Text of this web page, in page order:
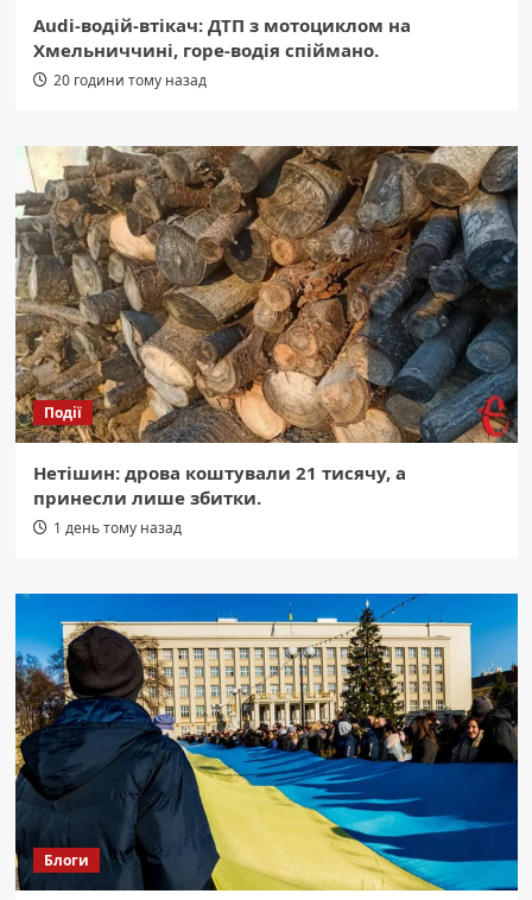
Audi-водій-втікач: ДТП з мотоциклом на
Хмельниччині, горе-водія спіймано.
20 години тому назад
Події
Нетішин: дрова коштували 21 тисячу, а
принесли лише збитки.
1 день тому назад
Блоги